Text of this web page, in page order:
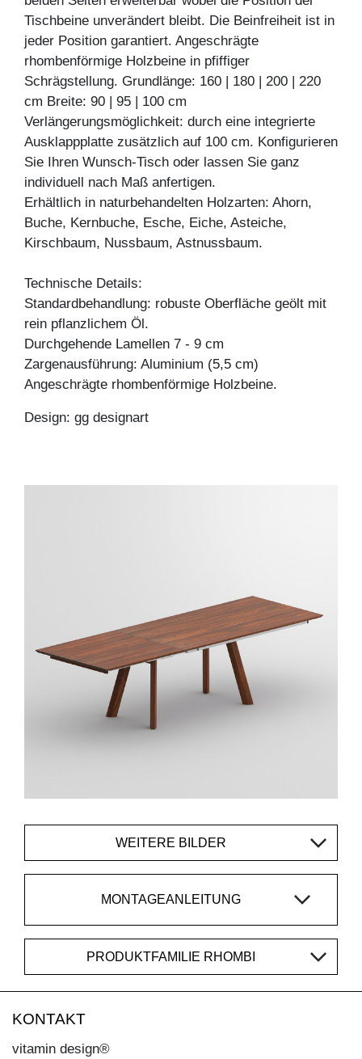
Tischbeine unverändert bleibt. Die Beinfreiheit ist in
jeder Position garantiert. Angeschrägte
rhombenförmige Holzbeine in pfiffiger
Schrägstellung. Grundlänge: 160 | 180 | 200 | 220
cm Breite: 90 | 95 | 100 cm
Verlängerungsmöglichkeit: durch eine integrierte
Ausklappplatte zusätzlich auf 100 cm. Konfigurieren
Sie Ihren Wunsch-Tisch oder lassen Sie ganz
individuell nach Maß anfertigen.
Erhältlich in naturbehandelten Holzarten: Ahorn,
Buche, Kernbuche, Esche, Eiche, Asteiche,
Kirschbaum, Nussbaum, Astnussbaum.
Technische Details:
Standardbehandlung: robuste Oberfläche geölt mit
rein pflanzlichem Öl.
Durchgehende Lamellen 7 - 9 cm
Zargenausführung: Aluminium (5,5 cm)
Angeschrägte rhombenförmige Holzbeine.
Design: gg designart
WEITERE BILDER
MONTAGEANLEITUNG
PRODUKTFAMILIE RHOMBI
KONTAKT
vitamin design®